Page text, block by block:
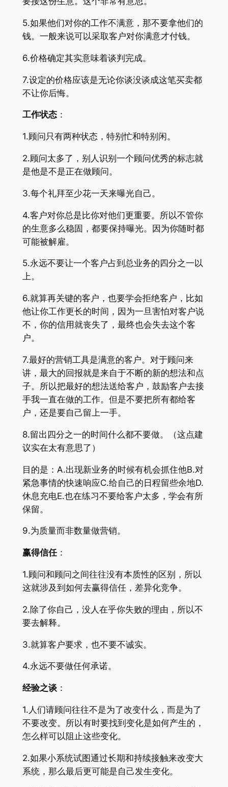
5.如果他们对你的工作不满意，那不要拿他们的
钱。一般来说可以采取客户对你满意才付钱。
6.价格确定其实意味着谈判完成。
7.设定的价格应该是无论你谈没谈成这笔买卖都
不让你后悔。
工作状态：
1.顾问只有两种状态，特别忙和特别闲。
2.顾问太多了，别人识别一个顾问优秀的标志就
是他是不是正在做顾问。
3.每个礼拜至少花一天来曝光自己。
4.客户对你总是比你对他们更重要。所以不管你
的生意多么稳固，都要保持曝光。因为你随时都
可能被解雇。
5.永远不要让一个客户占到总业务的四分之一以
上。
6.就算再关键的客户，也要学会拒绝客户，比如
他让你工作更长的时间，因为一旦害怕对客户说
不，你的信用就丧失了，最终也会失去这个客
户。
7.最好的营销工具是满意的客户。对于顾问来
讲，最大的回报就是来自于不断的新的想法和点
子。所以把最好的想法送给客户，鼓励客户去接
手我一直在做的工作。但是不要把所有都给客
户，还是要自己留上一手。
8.留出四分之一的时间什么都不要做。（这点建
议实在太有意思了）
目的是：A.出现新业务的时候有机会抓住他B.对
紧急事情的快速响应C.给自己的日程留些余地D.
休息充电E.也在练习不要给客户太多，学会有所
保留。
9.为质量而非数量做营销。
赢得信任：
1.顾问和顾问之间往往没有本质性的区别，所以
这就涉及到如何去赢得信任，差异化竞争。
2.除了你自己，没人在乎你失败的理由，所以不
要去解释。
3.就算客户要求，也不要不诚实。
4.永远不要做任何承诺。
经验之谈：
1.人们请顾问往往不是为了改变什么，而是为了
不要改变。所以有时要找到变化是如何产生的，
怎么样可以阻止这些变化。
2.如果小系统试图通过长期和持续接触来改变大
系统，那么最后更可能是自己发生变化。